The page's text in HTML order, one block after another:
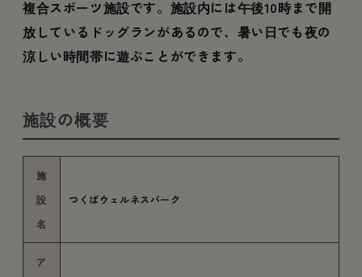
複合スポーツ施設です。施設内には午後10時まで開
放しているドッグランがあるので、暑い日でも夜の
涼しい時間帯に遊ぶことができます。
施設の概要
施
設
名
つくばウェルネスパーク
ア